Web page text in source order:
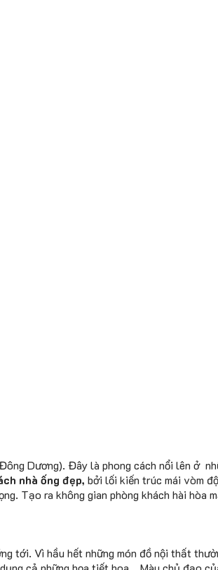
Dương). Đây là phong cách nổi lên ở
nhà ống đẹp, bởi lối kiến trúc mái vòm
Tạo ra không gian phòng khách hài hòa
tới. Vì hầu hết những món đồ nội thất